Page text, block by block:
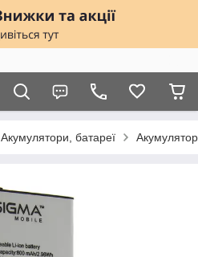
Акумулятори, батареї